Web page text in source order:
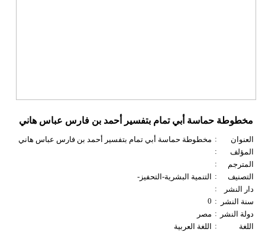
مخطوطة حماسة أبي تمام بتفسير أحمد بن فارس عباس هاني
العنوان : مخطوطة حماسة أبي تمام بتفسير أحمد بن فارس عباس هاني
المؤلف
:
المترجم
:
التصنيف
:
التنمية البشرية-التحفيز-
دار النشر
:
سنة النشر
:
0
دولة النشر
: مصر
اللغة
: اللغة العربية